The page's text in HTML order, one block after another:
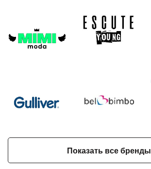
Показать все бренды
Оплачивайте сегодня только
25
% картой любого банка
Оставшиеся 75% будут